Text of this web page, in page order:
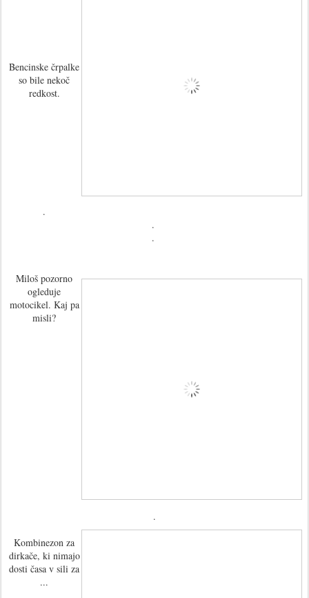
Bencinske črpalke
so bile nekoč
redkost.
.
.
.
Miloš pozorno
ogleduje
motocikel. Kaj pa
misli?
.
Kombinezon za
dirkače, ki nimajo
dosti časa v sili za
...